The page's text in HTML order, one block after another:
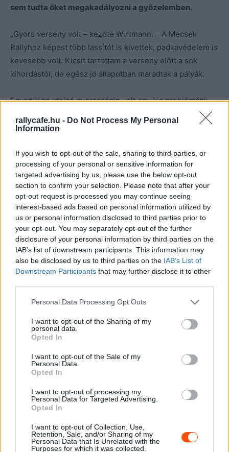
rallycafe.hu - Do Not Process My Personal
Information
If you wish to opt-out of the sale, sharing to third parties, or
processing of your personal or sensitive information for
targeted advertising by us, please use the below opt-out
section to confirm your selection. Please note that after your
opt-out request is processed you may continue seeing
interest-based ads based on personal information utilized by
us or personal information disclosed to third parties prior to
your opt-out. You may separately opt-out of the further
disclosure of your personal information by third parties on the
IAB’s list of downstream participants. This information may
also be disclosed by us to third parties on the IAB’s List of
Downstream Participants that may further disclose it to other
Please note that this website/app uses one or more Google
not limited to your visit or usage behaviour. You may click to
grant or deny consent to Google and its third-party tags to
use your data for below specified purposes in below Google
consent section.
Personal Data Processing Opt Outs
I want to opt-out of the Sharing of my
personal data.
Opted In
I want to opt-out of the Sale of my
Personal Data.
Opted In
I want to opt-out of processing my
Personal Data for Targeted Advertising.
Opted In
I want to opt-out of Collection, Use,
Retention, Sale, and/or Sharing of my
Personal Data that Is Unrelated with the
Purposes for which it was collected.
sem tudta őket megakadályozni a győzelemben.
„Gyors verseny volt – kezdte Wirtmann. – A Mecsek
Rallyhoz képest több lassítót is kivettek, padkavédelem is
kevesebb volt. Kicsit tartottam a verseny előtt a sok
kihordástól, de egész jó állapotban maradtak a pályák.
Egyedül az utolsó gyorsaságin volt egy kis problémánk.
Egy felpattanó kőtől megsérült a fékrendszer. Eleinte
csak szivárgott a fékfolyadék, akkor elég volt pumpálni,
A kézifékre sem hagyatkozhattam, hiszen az is
hidraulikus. A Turi kanyartól már egyáltalán nem volt
fékünk, a beíróban is csak motorfékkel tudtunk megállni.
Fotó: Wirtmann Ferenc
a következő versenyen már újra Kerekes Jotival indulok,
akit erre a versenyre kölcsönadtam Schneer Lacinak. Laci
a csapatunk Gruppe 2-es Zsigulijával állt rajthoz.
Betartotta, amit ígért, óvatosan kezdett és fokozatosan